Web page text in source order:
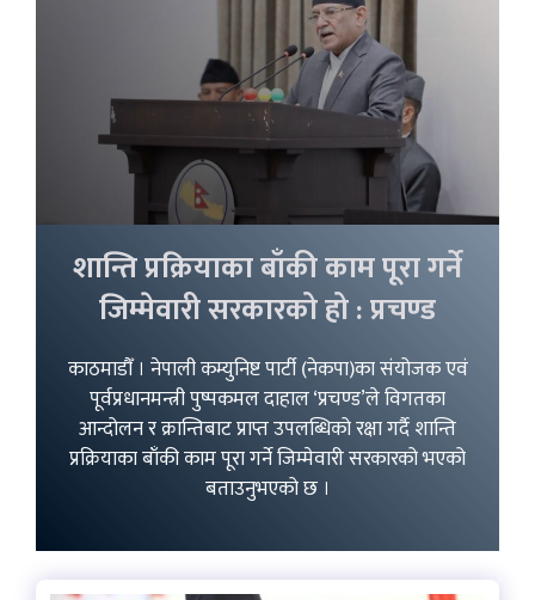
शान्ति प्रक्रियाका बाँकी काम पूरा गर्ने
जिम्मेवारी सरकारको हो : प्रचण्ड
काठमाडौँ । नेपाली कम्युनिष्ट पार्टी (नेकपा)का संयोजक एवं
पूर्वप्रधानमन्त्री पुष्पकमल दाहाल ‘प्रचण्ड’ले विगतका
आन्दोलन र क्रान्तिबाट प्राप्त उपलब्धिको रक्षा गर्दै शान्ति
प्रक्रियाका बाँकी काम पूरा गर्ने जिम्मेवारी सरकारको भएको
बताउनुभएको छ ।